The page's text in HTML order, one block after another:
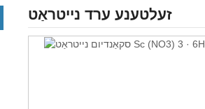
זעלטענע ערד נייטראַט